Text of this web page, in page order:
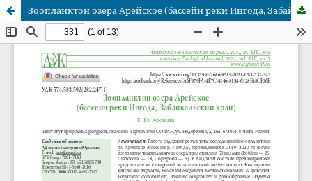
Зоопланктон озера Арейское (бассейн реки Ингода, Забайкальский край)